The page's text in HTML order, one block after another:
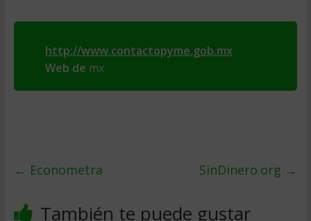
http://www.contactopyme.gob.mx
Web de mx
← Econometra SinDinero.org →
También te puede gustar